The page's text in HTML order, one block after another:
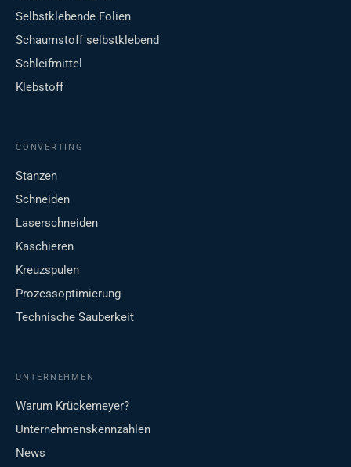
Selbstklebende Folien
Schaumstoff selbstklebend
Schleifmittel
Klebstoff
CONVERTING
Stanzen
Schneiden
Laserschneiden
Kaschieren
Kreuzspulen
Prozessoptimierung
Technische Sauberkeit
UNTERNEHMEN
Warum Krückemeyer?
Unternehmenskennzahlen
News